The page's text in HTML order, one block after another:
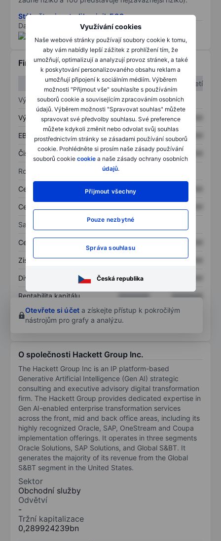
Využívání cookies
Naše webové stránky používají soubory cookie k tomu,
aby vám nabídly lepší zážitek z prohlížení tím, že
umožňují, optimalizují a analyzují provoz stránek, a také
k poskytování personalizovaného obsahu reklam a
umožňují připojení k sociálním médiím. Výběrem
možnosti "Přijmout vše" souhlasíte s používáním
souborů cookie a souvisejícím zpracováním osobních
údajů. Výběrem možnosti "Spravovat souhlas" můžete
spravovat své předvolby souhlasu. Své preference
můžete kdykoli změnit nebo odvolat svůj souhlas
prostřednictvím stránky se zásadami používání souborů
cookie. Prohlédněte si prosím naše zásady používání
souborů cookie cookie a naše zásady ochrany osobních
údajů.
Přijmout všechny
Pouze nezbytné
Správa souhlasu
Česká republika
Stáhněte si metodiku rizik ESG
Data poskytnuta od
/
Finanční informace
1. čtvrtletí
2. čtvrtletí
Výkaz zisku a ztráty
Výnos XXXXXXX XXXXXXX
EBITDA XXXXXXX XXXXXXX
Čistý příjem XXXXXXX XXXXXXX
Rozvaha
Celková aktiva XXXXXXX
Celkový dluh
Sazby
Cena/tržby XXXXXXX
Zisk na akcii XXXXXXX XXXXXXX
Dividenda na akcii XXXXXXX
Rentabilita kapitálu XXXXXXX
XXXXXXX
Otevřete si účet a získejte přístup k pokročilým
nástrojům pro grafy a analýzu.
O společnosti Hackett Group Inc.
The Hackett Group Inc is an IP platform-based
Generative Artificial Intelligence (Gen AI) strategic
consulting and executive advisory digital transformation
firm. The Hackett Group provides dedicated expertise in
Gen AI-enabled enterprise transformation services
across the front, mid and back office areas, including its
highly recognized Oracle, SAP, OneStream and Coupa
implementation offerings. It operates in three segments
Oracle Solutions, SAP Solutions, and Global S&BT. It
generates the majority of its revenue from the Global
S&BT segment in the United States.
Sektor
Obchodní služby
Odvětví
-
Tržní kapitalizace
0,289924239bn